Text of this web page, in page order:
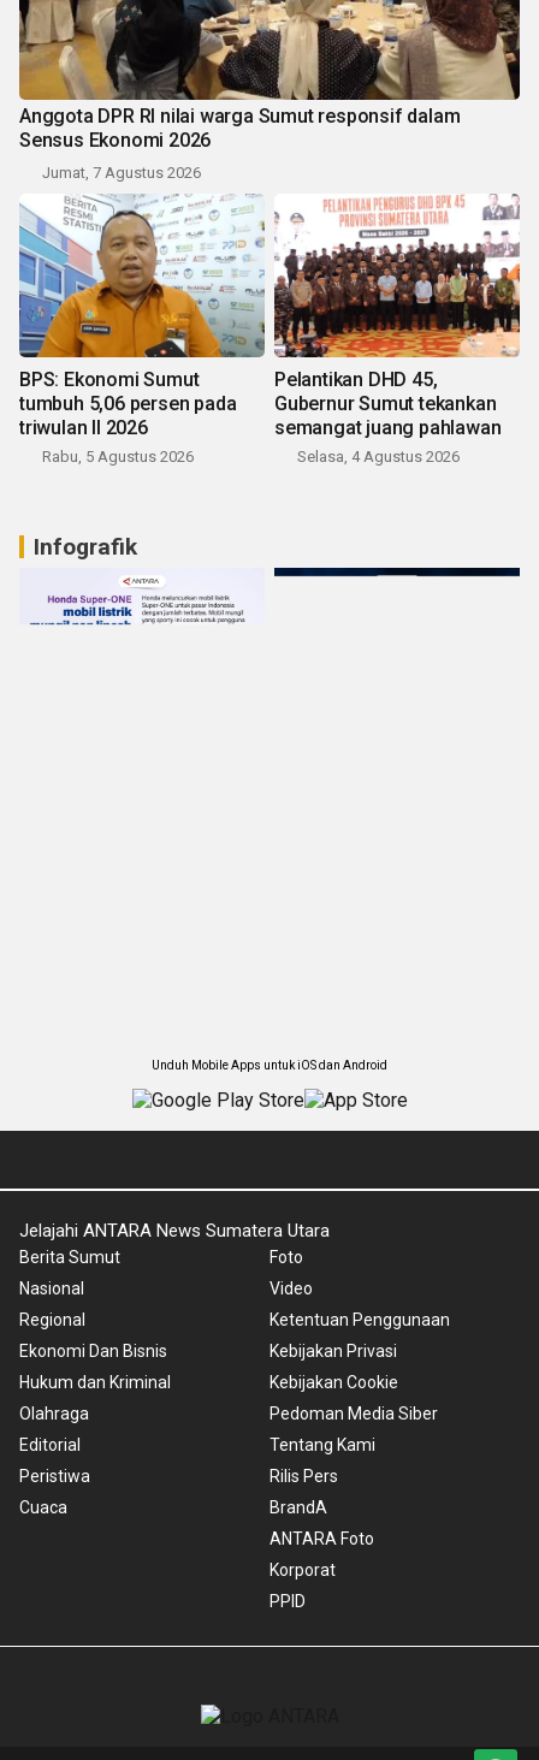
Anggota DPR RI nilai warga Sumut responsif dalam
Sensus Ekonomi 2026
Jumat, 7 Agustus 2026
BPS: Ekonomi Sumut
tumbuh 5,06 persen pada
triwulan II 2026
Rabu, 5 Agustus 2026
Pelantikan DHD 45,
Gubernur Sumut tekankan
semangat juang pahlawan
Selasa, 4 Agustus 2026
Infografik
Unduh Mobile Apps untuk iOS dan Android
Jelajahi ANTARA News Sumatera Utara
Berita Sumut
Nasional
Regional
Ekonomi Dan Bisnis
Hukum dan Kriminal
Olahraga
Editorial
Peristiwa
Cuaca
Foto
Video
Ketentuan Penggunaan
Kebijakan Privasi
Kebijakan Cookie
Pedoman Media Siber
Tentang Kami
Rilis Pers
BrandA
ANTARA Foto
Korporat
PPID